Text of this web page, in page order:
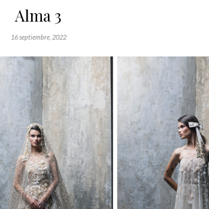
Alma 3
16 septiembre, 2022